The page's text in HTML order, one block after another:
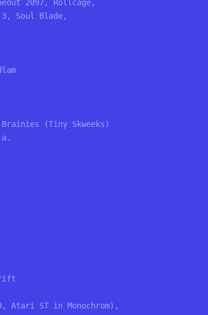
2097, Rollcage,
3, Soul Blade,
(Tiny Skweeks)
ST in Monochrom),